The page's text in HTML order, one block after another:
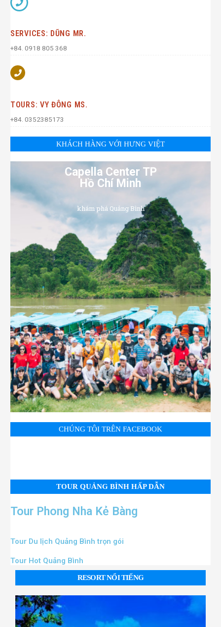
SERVICES: DŨNG MR.
+84. 0918 805 368
TOURS: VY ĐÔNG MS.
+84. 0352385173
KHÁCH HÀNG VỚI HƯNG VIỆT
Capella Center TP
Hồ Chí Minh
khám phá Quảng Bình
CHÚNG TÔI TRÊN FACEBOOK
TOUR QUẢNG BÌNH HẤP DẪN
Tour Phong Nha Kẻ Bàng
Tour Du lịch Quảng Bình trọn gói
Tour Hot Quảng Bình
RESORT NỔI TIẾNG